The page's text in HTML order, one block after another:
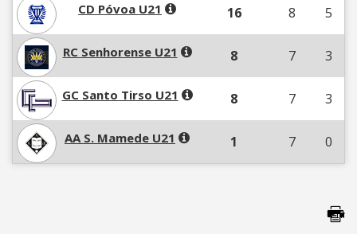
CD Póvoa U21 16 8 5
RC Senhorense U21 8 7 3
GC Santo Tirso U21 8 7 3
AA S. Mamede U21 1 7 0